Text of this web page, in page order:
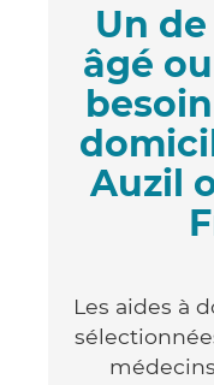
Un
âgé
Auzil
Les aides à